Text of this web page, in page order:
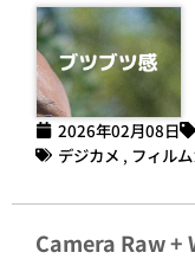
2026年02月08日
デジカメ , フィル
Camera Raw +